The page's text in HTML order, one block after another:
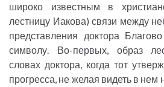
широко известным в
лестницу Иакова) связи между
представления доктора
символу. Во-первых, образ
словах доктора, когда тот
прогресса, не желая видеть в нем